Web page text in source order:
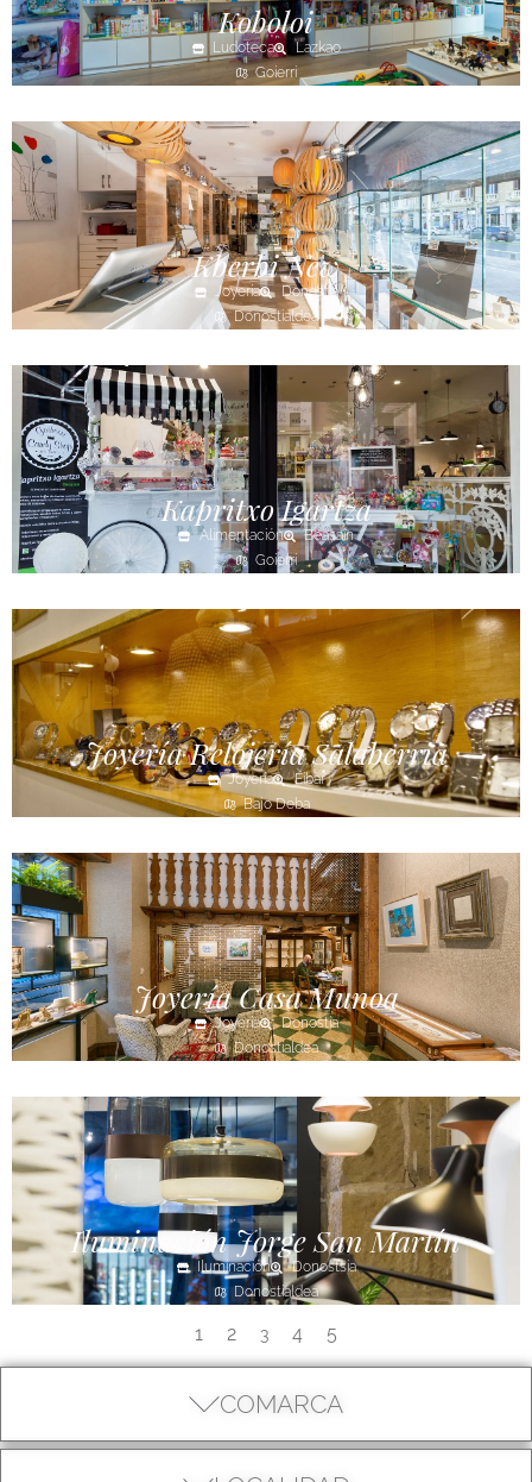
COMARCA
Koboloi
Ludoteca
Lazkao
Goierri
Kberbi New
Joyería
Donostia
Donostialdea
Kapritxo Igartza
Alimentación
Beasain
Goierri
Joyería Relojería Salaberria
Joyería
Eibar
Bajo Deba
Joyería Casa Munoa
Joyería
Donostia
Donostialdea
Iluminación Jorge San Martín
Iluminación
Donostsia
Donostialdea
1 2 3 4 5